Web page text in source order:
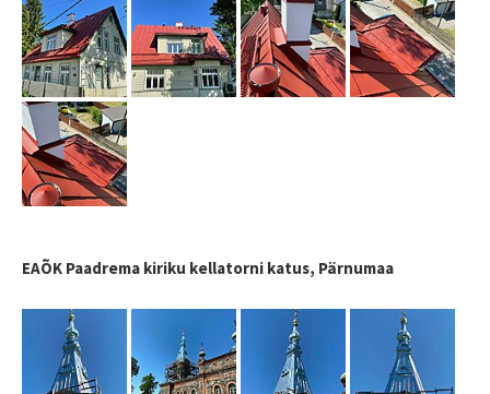
EAÕK Paadrema kiriku kellatorni katus, Pärnumaa